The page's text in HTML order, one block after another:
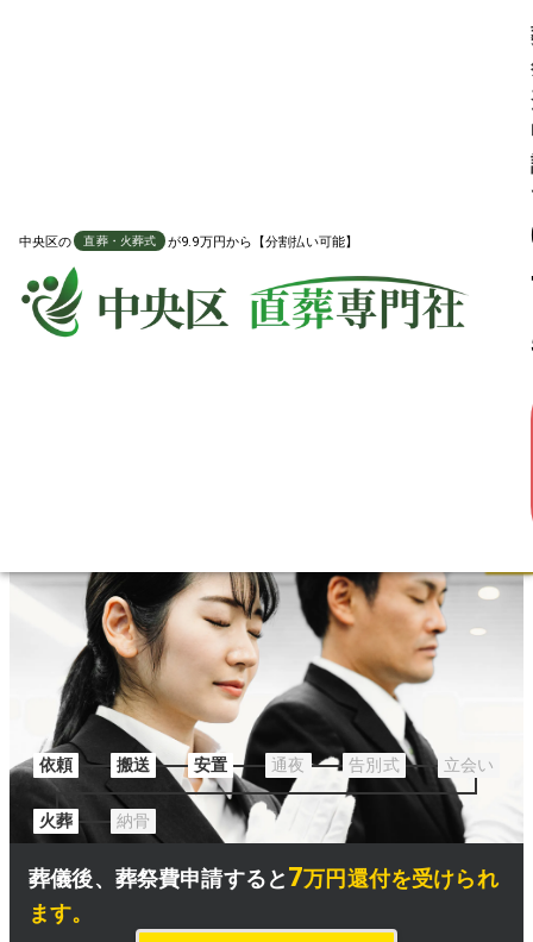
中央区の 直葬・火葬式 が9.9万円から【分割払い可能】
火葬 代行プラン
直葬・火葬式に必要な項目を全て含んだプラン
依頼 搬送 安置 通夜 告別式 立会い
火葬 納骨
葬儀後、 葬祭費申請すると7万円還付を受けられ
ます。